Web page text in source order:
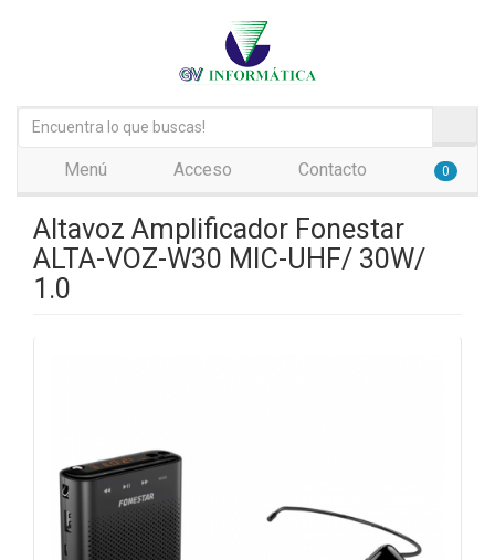
Menú Acceso Contacto 0
Altavoz Amplificador Fonestar
ALTA-VOZ-W30 MIC-UHF/ 30W/
1.0